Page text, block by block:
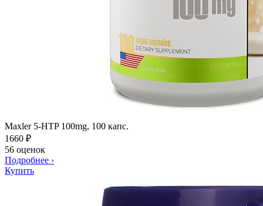
Maxler 5-HTP 100mg, 100 капс.
1660 ₽
56 оценок
Подробнее ›
Купить